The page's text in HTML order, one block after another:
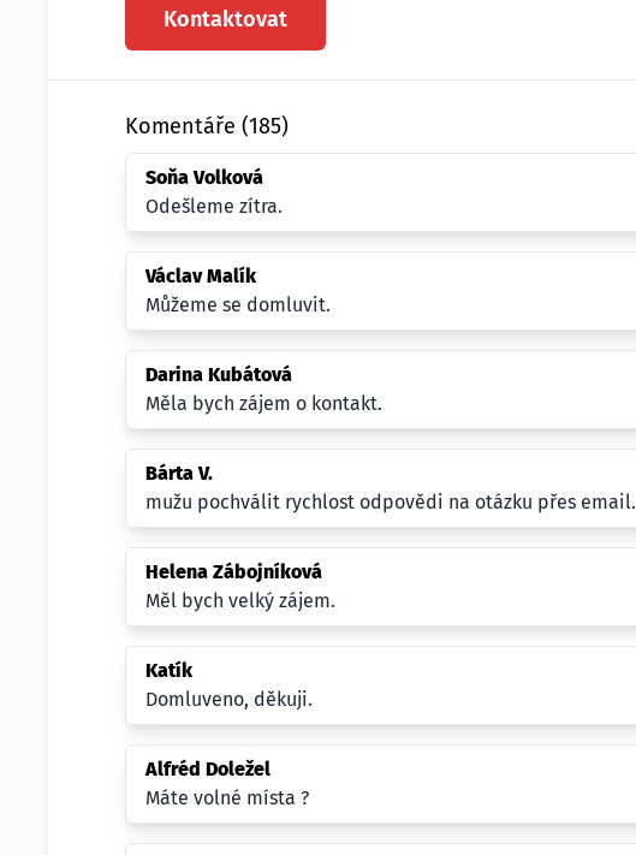
Kontaktovat
Komentáře (185)
Soňa Volková
Odešleme zítra.
Václav Malík
Můžeme se domluvit.
Darina Kubátová
Měla bych zájem o kontakt.
Bárta V.
mužu pochválit rychlost odpovědi na otázku přes email.
Helena Zábojníková
Měl bych velký zájem.
Katík
Domluveno, děkuji.
Alfréd Doležel
Máte volné místa ?